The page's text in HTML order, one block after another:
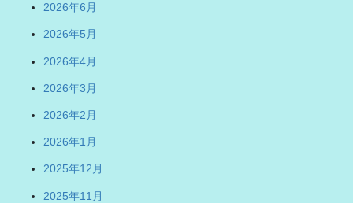
2026年6月
2026年5月
2026年4月
2026年3月
2026年2月
2026年1月
2025年12月
2025年11月